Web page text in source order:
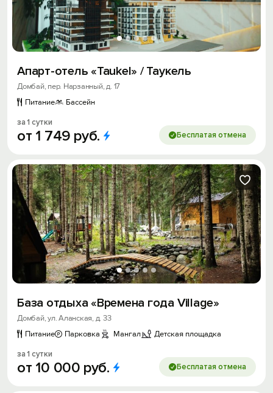
Апарт-отель «Taukel» / Таукель
Домбай, пер. Нарзанный, д. 17
Питание
Бассейн
за 1 сутки
от 1 749 руб. Бесплатая отмена
База отдыха «Времена года Village»
Домбай, ул. Аланская, д. 33
Питание
Парковка Мангал Детская площадка
за 1 сутки
от 10 000 руб. Бесплатая отмена